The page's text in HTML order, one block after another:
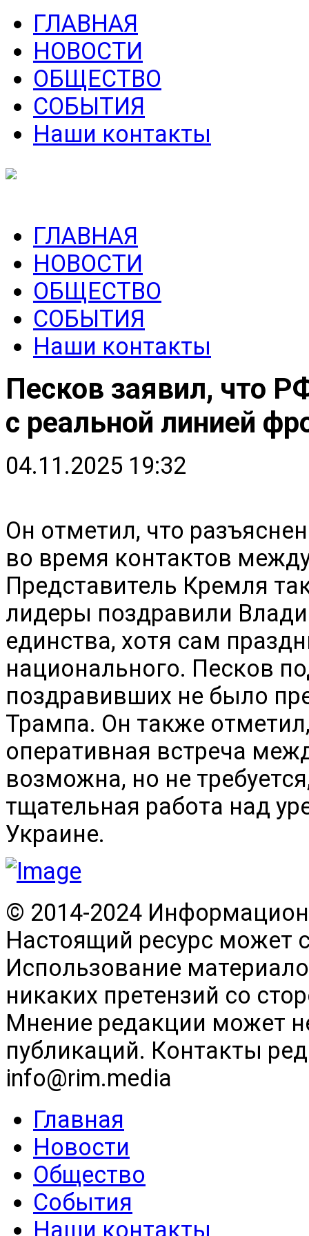
ГЛАВНАЯ
НОВОСТИ
ОБЩЕСТВО
СОБЫТИЯ
Наши контакты
ГЛАВНАЯ
НОВОСТИ
ОБЩЕСТВО
СОБЫТИЯ
Наши контакты
Песков заявил, что
с реальной линией
04.11.2025 19:32
Он отметил, что
во время контактов
Представитель Кремля
лидеры поздравили
единства, хотя сам
национального. Песков
поздравивших не было
Трампа. Он также
оперативная встреча
возможна, но не
тщательная работа над
Украине.
© 2014-2024
Настоящий ресурс может
Использование
никаких претензий со
Мнение редакции может
публикаций. Контакты
info@rim.media
Главная
Новости
Общество
События
Наши контакты